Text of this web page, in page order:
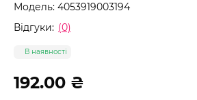
Модель: 4053919003194
Відгуки: (0)
В наявності
192.00 ₴